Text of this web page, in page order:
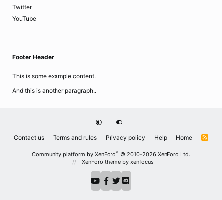
Twitter
YouTube
Footer Header
This is some example content.
And this is another paragraph..
Contact us Terms and rules Privacy policy Help Home
R
Community platform by XenForo® © 2010-2026 XenForo Ltd.
XenForo theme by xenfocus